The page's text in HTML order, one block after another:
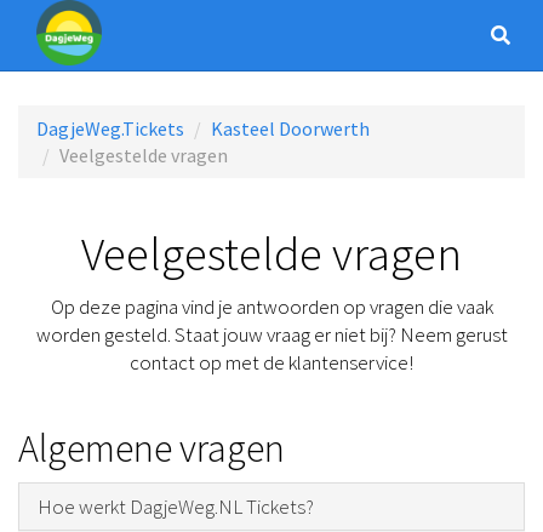
DagjeWeg.Tickets
Kasteel Doorwerth
Veelgestelde vragen
Veelgestelde vragen
Op deze pagina vind je antwoorden op vragen die vaak
worden gesteld. Staat jouw vraag er niet bij? Neem gerust
contact op met de klantenservice!
Algemene vragen
Hoe werkt DagjeWeg.NL Tickets?